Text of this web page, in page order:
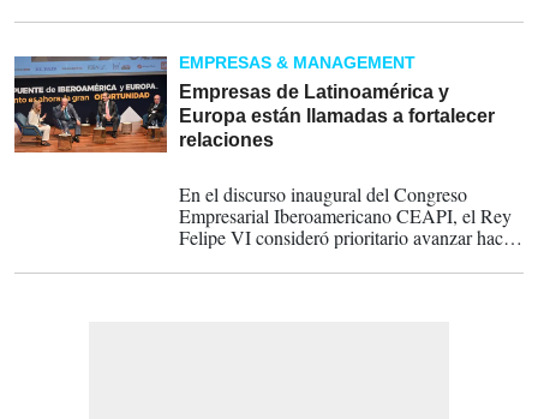
de un espíritu inclusivo que permite
compartir unos mismos retos y valores, según
indica el Consejo Empresarial.
EMPRESAS & MANAGEMENT
Empresas de Latinoamérica y
Europa están llamadas a fortalecer
relaciones
En el discurso inaugural del Congreso
Empresarial Iberoamericano CEAPI, el Rey
Felipe VI consideró prioritario avanzar hacia
y económicas entre Europa y América